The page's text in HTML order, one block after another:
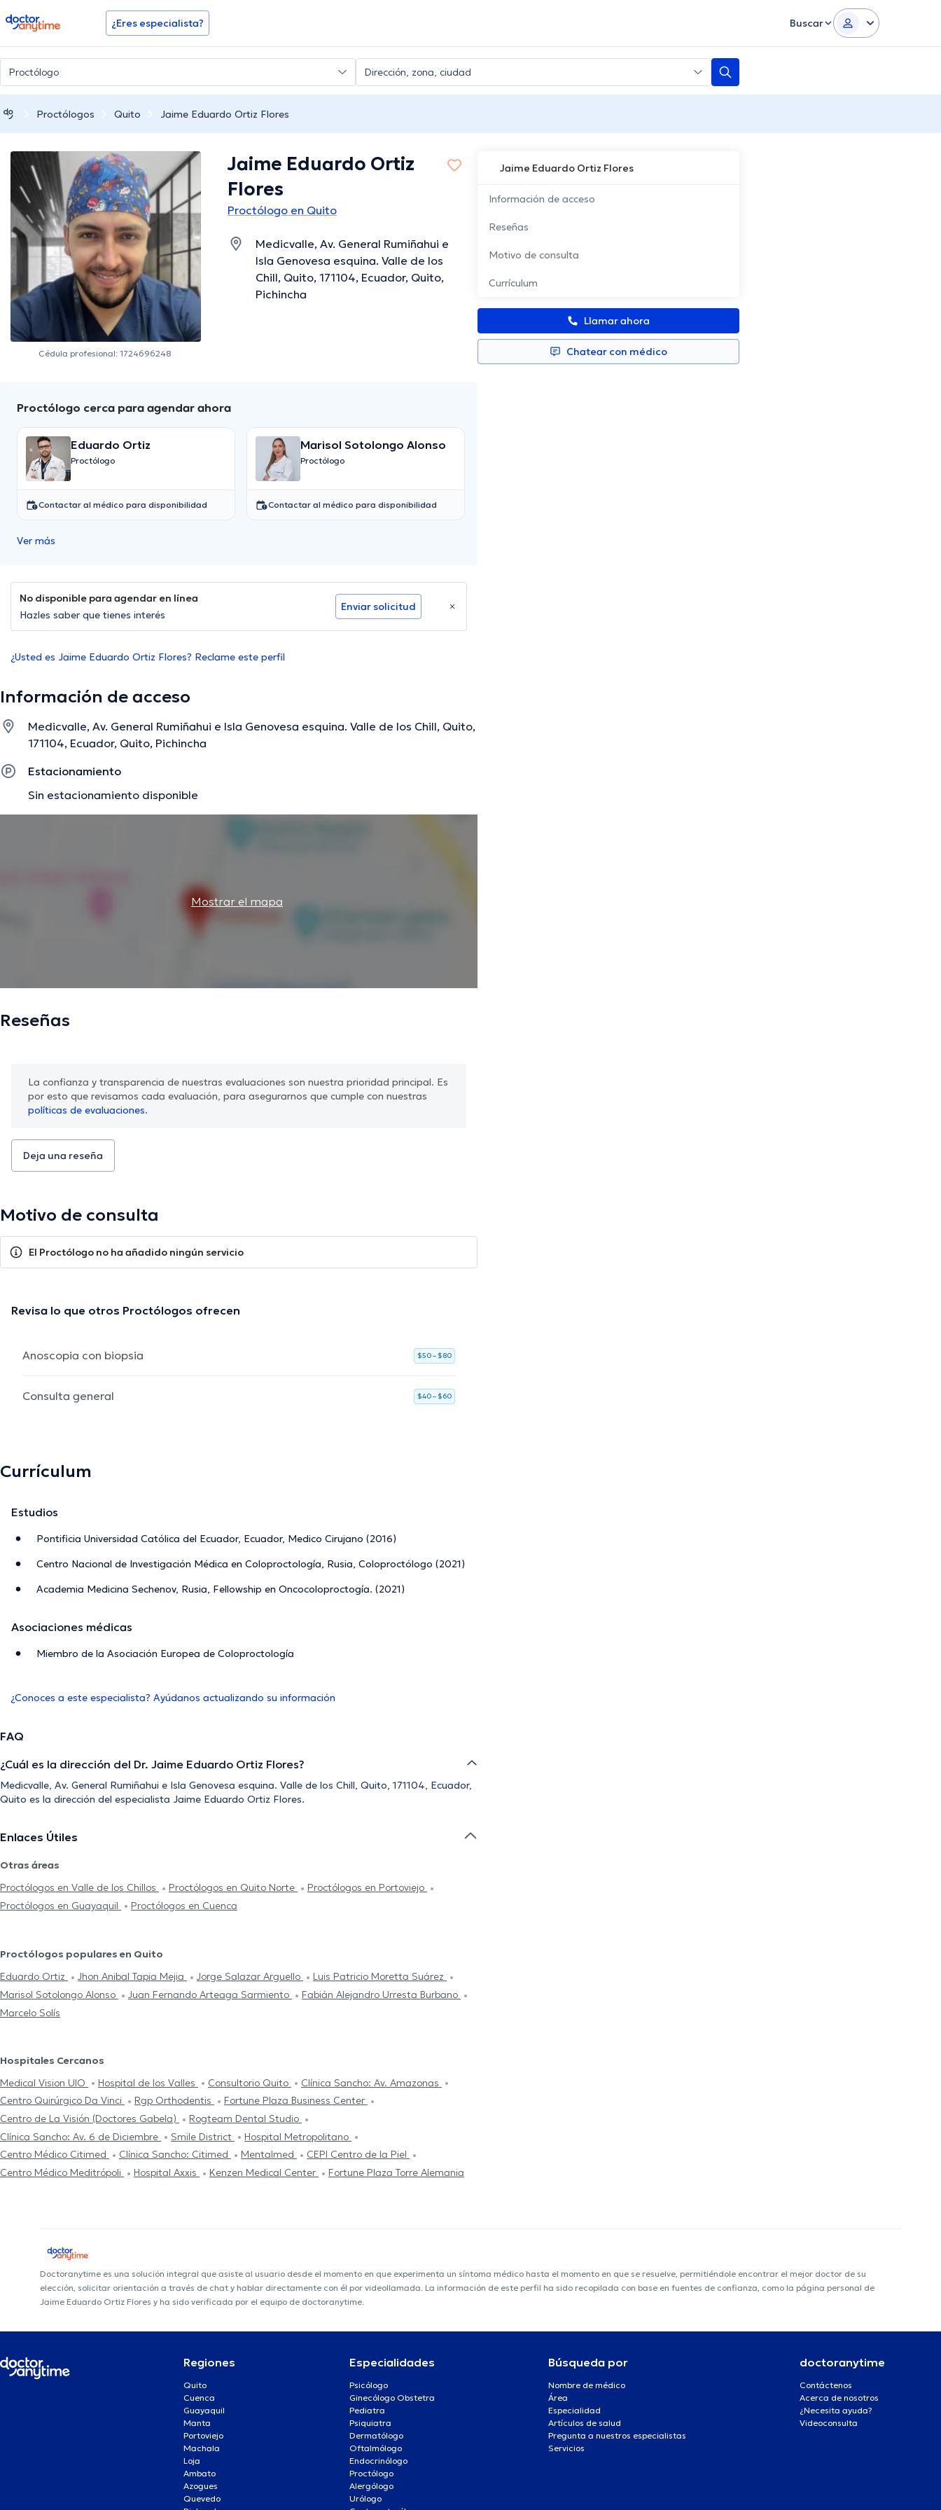
doctoranytime ¿Eres especialista? Buscar
Proctólogos Quito Jaime Eduardo Ortiz Flores
Jaime Eduardo Ortiz Flores
Información de acceso
Reseñas
Motivo de consulta
Currículum
Llamar ahora
Chatear con médico
Cédula profesional: 1724696248
Jaime Eduardo Ortiz
Flores
Proctólogo en Quito
Medicvalle, Av. General Rumiñahui e
Isla Genovesa esquina. Valle de los
Chill, Quito, 171104, Ecuador, Quito,
Pichincha
Proctólogo cerca para agendar ahora
Eduardo Ortiz
Proctólogo
Contactar al médico para disponibilidad
Marisol Sotolongo Alonso
Proctólogo
Contactar al médico para disponibilidad
Ver más
No disponible para agendar en línea
Hazles saber que tienes interés
Enviar solicitud
¿Usted es Jaime Eduardo Ortiz Flores? Reclame este perfil
Información de acceso
Medicvalle, Av. General Rumiñahui e Isla Genovesa esquina. Valle de los Chill, Quito,
171104, Ecuador, Quito, Pichincha
Estacionamiento
Sin estacionamiento disponible
Mostrar el mapa
Reseñas
La confianza y transparencia de nuestras evaluaciones son nuestra prioridad principal. Es
por esto que revisamos cada evaluación, para asegurarnos que cumple con nuestras
políticas de evaluaciones.
Deja una reseña
Motivo de consulta
El Proctólogo no ha añadido ningún servicio
Revisa lo que otros Proctólogos ofrecen
Anoscopia con biopsia $50 – $80
Consulta general $40 – $60
Currículum
Estudios
Pontificia Universidad Católica del Ecuador, Ecuador, Medico Cirujano (2016)
Centro Nacional de Investigación Médica en Coloproctología, Rusia, Coloproctólogo (2021)
Academia Medicina Sechenov, Rusia, Fellowship en Oncocoloproctogía. (2021)
Asociaciones médicas
Miembro de la Asociación Europea de Coloproctología
¿Conoces a este especialista? Ayúdanos actualizando su información
FAQ
¿Cuál es la dirección del Dr. Jaime Eduardo Ortiz Flores?
Medicvalle, Av. General Rumiñahui e Isla Genovesa esquina. Valle de los Chill, Quito, 171104, Ecuador,
Quito es la dirección del especialista Jaime Eduardo Ortiz Flores.
Enlaces Útiles
Otras áreas
Proctólogos en Valle de los Chillos
Proctólogos en Quito Norte
Proctólogos en Portoviejo
Proctólogos en Guayaquil
Proctólogos en Cuenca
Proctólogos populares en Quito
Eduardo Ortiz
Jhon Anibal Tapia Mejia Jorge Salazar Arguello
Luis Patricio Moretta Suárez
Marisol Sotolongo Alonso
Juan Fernando Arteaga Sarmiento
Fabián Alejandro Urresta Burbano
Marcelo Solís
Hospitales Cercanos
Medical Vision UIO
Hospital de los Valles Consultorio Quito
Clínica Sancho: Av. Amazonas
Centro Quirúrgico Da Vinci
Rgp Orthodentis
Fortune Plaza Business Center
Centro de La Visión (Doctores Gabela)
Rogteam Dental Studio
Clínica Sancho: Av. 6 de Diciembre
Smile District
Hospital Metropolitano
Centro Médico Citimed
Clínica Sancho: Citimed Mentalmed
CEPI Centro de la Piel
Centro Médico Meditrópoli
Hospital Axxis Kenzen Medical Center Fortune Plaza Torre Alemania
Doctoranytime es una solución integral que asiste al usuario desde el momento en que experimenta un síntoma médico hasta el momento en que se resuelve, permitiéndole encontrar el mejor doctor de su
elección, solicitar orientación a través de chat y hablar directamente con él por videollamada. La información de este perfil ha sido recopilada con base en fuentes de confianza, como la página personal de
Jaime Eduardo Ortiz Flores y ha sido verificada por el equipo de doctoranytime.
Regiones
Quito
Cuenca
Guayaquil
Manta
Portoviejo
Machala
Loja
Ambato
Azogues
Quevedo
Especialidades
Psicólogo
Ginecólogo Obstetra
Pediatra
Psiquiatra
Dermatólogo
Oftalmólogo
Endocrinólogo
Proctólogo
Alergólogo
Urólogo
Búsqueda por
Nombre de médico
Área
Especialidad
Artículos de salud
Pregunta a nuestros especialistas
Servicios
doctoranytime
Contáctenos
Acerca de nosotros
¿Necesita ayuda?
Videoconsulta